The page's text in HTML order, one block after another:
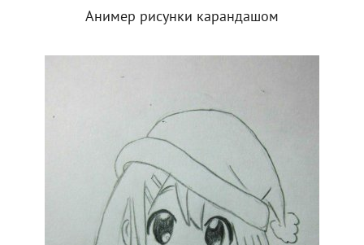
Анимер рисунки карандашом